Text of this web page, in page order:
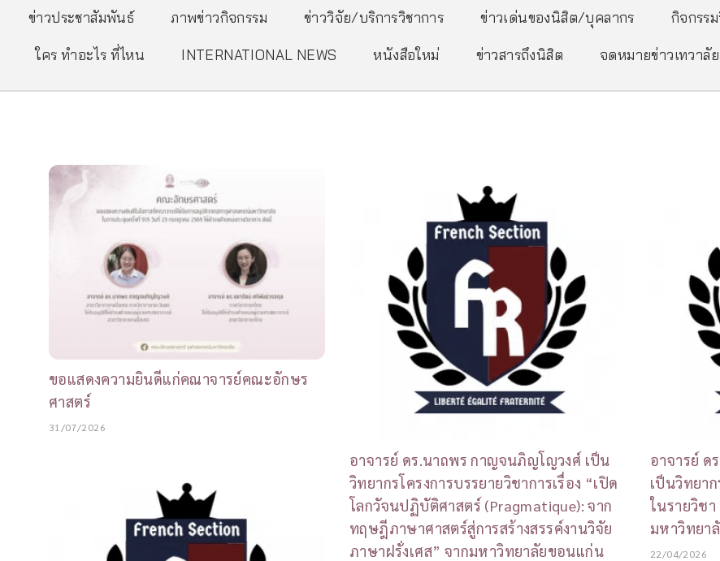
ข่าวประชาสัมพันธ์ ภาพข่าวกิจกรรม ข่าววิจัย/บริการวิชาการ ข่าวเด่นของนิสิต/บุคลากร กิจกรร
ใคร ทำอะไร ที่ไหน INTERNATIONAL NEWS หนังสือใหม่ ข่าวสารถึงนิสิต จดหมายข่าวเทวาลัย
ขอแสดงความยินดีแก่คณาจารย์คณะอักษร
ศาสตร์
31/07/2026
อาจารย์ ดร.นาถพร กาญจนภิญโญวงศ์ เป็น
วิทยากรโครงการบรรยายวิชาการเรื่อง “เปิด
โลกวัจนปฏิบัติศาสตร์ (Pragmatique): จาก
ทฤษฎีภาษาศาสตร์สู่การสร้างสรรค์งานวิจัย
ภาษาฝรั่งเศส” จากมหาวิทยาลัยขอนแก่น
อาจารย์
เป็นวิทยา
ในรายวิช
มหาวิทยา
22/04/2026